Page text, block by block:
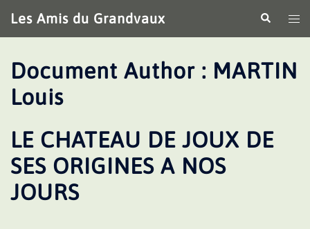
au
contenu
Les Amis du Grandvaux
le
Document Author : MARTIN
Louis
LE CHATEAU DE JOUX DE
SES ORIGINES A NOS
JOURS